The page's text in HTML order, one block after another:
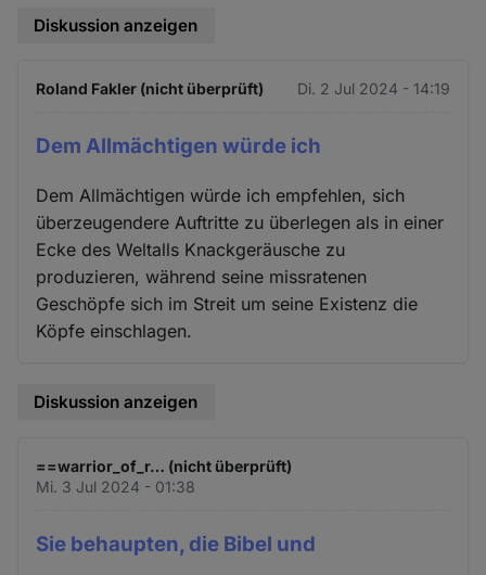
Diskussion anzeigen
Roland Fakler (nicht überprüft) Di. 2 Jul 2024 - 14:19
Dem Allmächtigen würde ich
Dem Allmächtigen würde ich empfehlen, sich
überzeugendere Auftritte zu überlegen als in einer
Ecke des Weltalls Knackgeräusche zu
produzieren, während seine missratenen
Geschöpfe sich im Streit um seine Existenz die
Köpfe einschlagen.
Diskussion anzeigen
==warrior_of_r… (nicht überprüft)
Mi. 3 Jul 2024 - 01:38
Sie behaupten, die Bibel und